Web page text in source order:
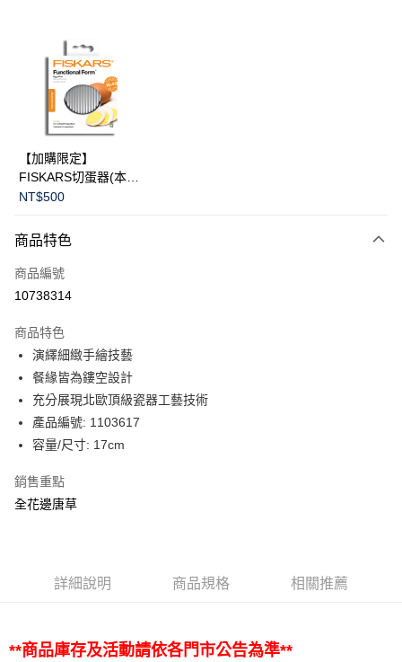
【加購限定】
FISKARS切蛋器(本商
品不提供破損保證)
NT$500
商品特色
商品編號
10738314
商品特色
演繹細緻手繪技藝
餐緣皆為鏤空設計
充分展現北歐頂級瓷器工藝技術
產品編號: 1103617
容量/尺寸: 17cm
銷售重點
全花邊唐草
詳細說明 商品規格 相關推薦
**商品庫存及活動請依各門市公告為準**